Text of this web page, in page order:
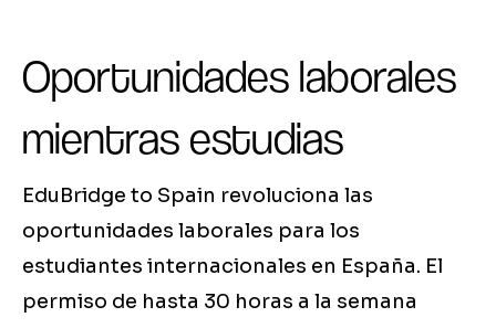
Oportunidades laborales
mientras estudias
EduBridge to Spain revoluciona las
oportunidades laborales para los
estudiantes internacionales en España. El
permiso de hasta 30 horas a la semana